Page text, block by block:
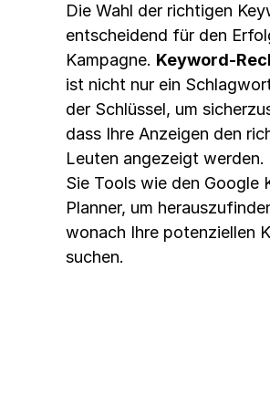
Die Wahl der richtigen
entscheidend für den
Kampagne. Keyword-
ist nicht nur ein
der Schlüssel, um
dass Ihre Anzeigen den
Leuten angezeigt werden.
Sie Tools wie den Google
Planner, um
wonach Ihre potenziellen
suchen.